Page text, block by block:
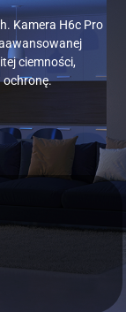
Kamera H6c Pro
ciemności,
ochronę.